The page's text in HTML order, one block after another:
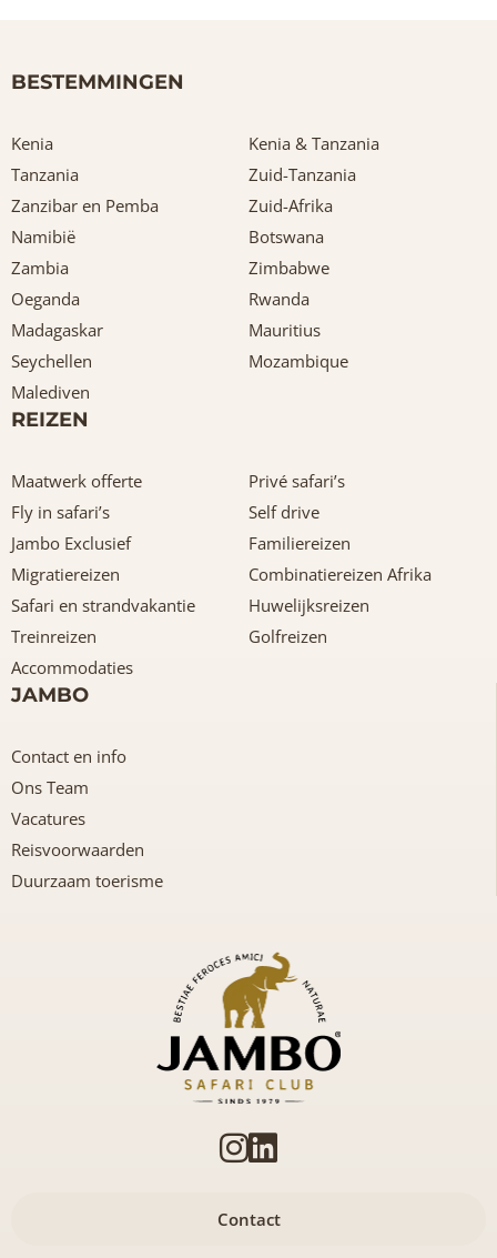
BESTEMMINGEN
Kenia
Kenia & Tanzania
Tanzania
Zuid-Tanzania
Zanzibar en Pemba
Zuid-Afrika
Namibië
Botswana
Zambia
Zimbabwe
Oeganda
Rwanda
Madagaskar
Mauritius
Seychellen
Mozambique
Malediven
REIZEN
Maatwerk offerte
Privé safari’s
Fly in safari’s
Self drive
Jambo Exclusief
Familiereizen
Migratiereizen
Combinatiereizen Afrika
Safari en strandvakantie
Huwelijksreizen
Treinreizen
Golfreizen
Accommodaties
JAMBO
Contact en info
Ons Team
Vacatures
Reisvoorwaarden
Duurzaam toerisme
Contact